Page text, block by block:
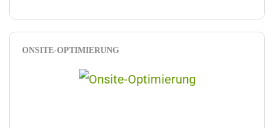
ONSITE-OPTIMIERUNG